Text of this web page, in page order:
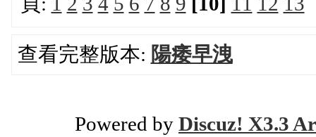
查看完整版本: 陽痿早洩
Powered by Discuz! X3.3